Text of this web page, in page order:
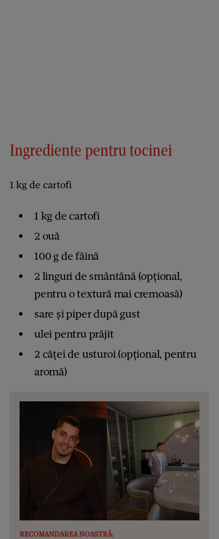
Ingrediente pentru tocinei
1 kg de cartofi
1 kg de cartofi
2 ouă
100 g de făină
2 linguri de smântână (opțional,
pentru o textură mai cremoasă)
sare și piper după gust
ulei pentru prăjit
2 căței de usturoi (opțional, pentru
aromă)
RECOMANDAREA NOASTRĂ: